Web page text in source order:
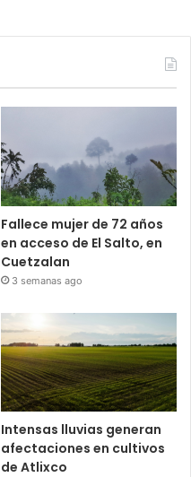
Fallece mujer de 72 años
en acceso de El Salto, en
Cuetzalan
3 semanas ago
Intensas lluvias generan
afectaciones en cultivos
de Atlixco